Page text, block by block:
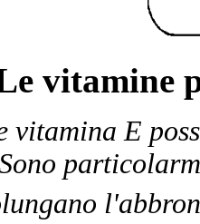
vitamine
vitamina E